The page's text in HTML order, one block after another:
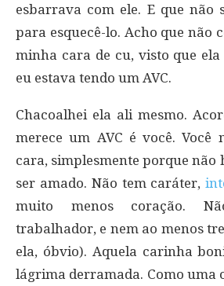
esbarrava com ele. E que não
para esquecê-lo. Acho que não
minha cara de cu, visto que
eu estava tendo um AVC.
Chacoalhei ela ali mesmo.
merece um AVC é você. Você
cara, simplesmente porque não
ser amado. Não tem caráter,
muito menos coração.
trabalhador, e nem ao menos
ela, óbvio). Aquela carinha
lágrima derramada. Como uma